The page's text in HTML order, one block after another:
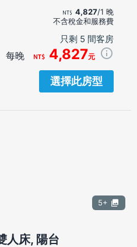
4,827/1 晚
不含稅金和服務費
只剩 5 間客房
每晚 4,827元
選擇此房型
5+
人床, 陽台